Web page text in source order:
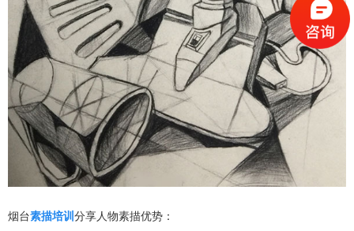
烟台素描培训 分享人物素描优势：